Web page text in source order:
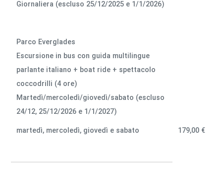
Giornaliera (escluso 25/12/2025 e 1/1/2026)
Parco Everglades
Escursione in bus con guida multilingue
parlante italiano + boat ride + spettacolo
coccodrilli (4 ore)
Martedì/mercoledì/giovedì/sabato (escluso
24/12, 25/12/2026 e 1/1/2027)
martedì, mercoledì, giovedì e sabato 179,00 €